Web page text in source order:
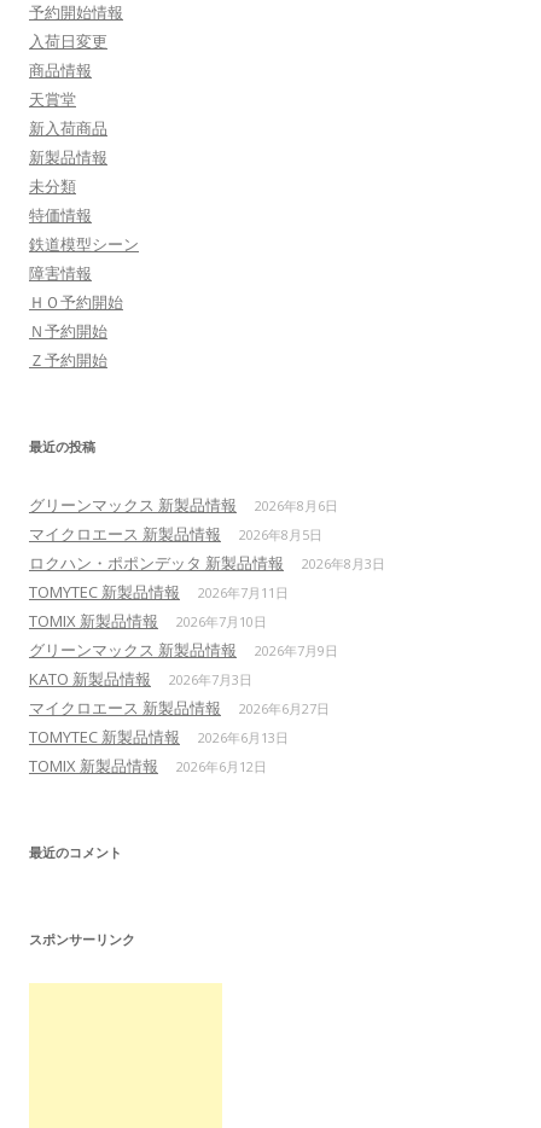
予約開始情報
入荷日変更
商品情報
天賞堂
新入荷商品
新製品情報
未分類
特価情報
鉄道模型シーン
障害情報
ＨＯ予約開始
Ｎ予約開始
Ｚ予約開始
最近の投稿
グリーンマックス 新製品情報 2026年8月6日
マイクロエース 新製品情報 2026年8月5日
ロクハン・ポポンデッタ 新製品情報 2026年8月3日
TOMYTEC 新製品情報 2026年7月11日
TOMIX 新製品情報 2026年7月10日
グリーンマックス 新製品情報 2026年7月9日
KATO 新製品情報 2026年7月3日
マイクロエース 新製品情報 2026年6月27日
TOMYTEC 新製品情報 2026年6月13日
TOMIX 新製品情報 2026年6月12日
最近のコメント
スポンサーリンク